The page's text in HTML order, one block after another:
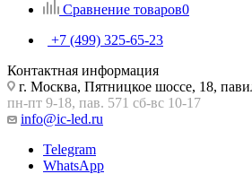
Сравнение товаров0
+7 (499) 325-65-23
Контактная информация
г. Москва, Пятницкое шоссе, 18,
пн-пт 9-18, пав. 571 сб-вс 10-17
info@ic-led.ru
Telegram
WhatsApp